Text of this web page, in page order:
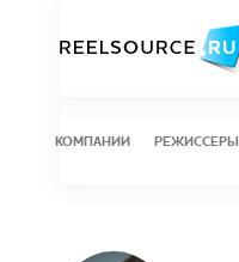
КОМПАНИИ РЕЖИССЕРЫ